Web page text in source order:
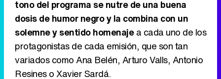
tono del programa se nutre de una buena
dosis de humor negro y la combina con un
solemne y sentido homenajea cada uno de los
protagonistas de cada emisión, que son tan
variados como Ana Belén, Arturo Valls, Antonio
Resines o Xavier Sardá.